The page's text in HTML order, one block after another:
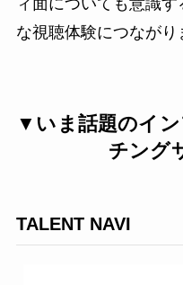
な視聴体験につながり
▼いま話題のイ
チング
TALENT NAVI